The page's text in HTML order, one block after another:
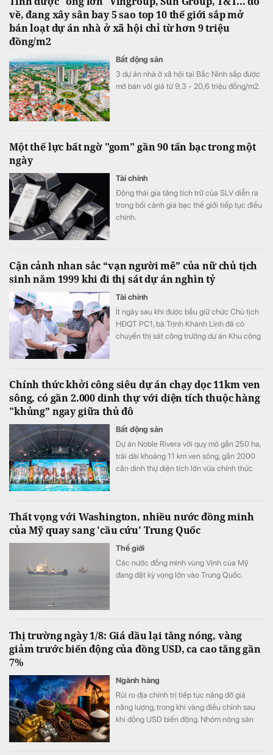
về, đang xây sân bay 5 sao top 10 thế giới sắp mở
bán loạt dự án nhà ở xã hội chỉ từ hơn 9 triệu
đồng/m2
Bất động sản
3 dự án nhà ở xã hội tại Bắc Ninh sắp được
mở bán với giá từ 9,3 - 20,6 triệu đồng/m2.
Một thế lực bất ngờ "gom" gần 90 tấn bạc trong một
ngày
Tài chính
Động thái gia tăng tích trữ của SLV diễn ra
trong bối cảnh giá bạc thế giới tiếp tục điều
chỉnh.
Cận cảnh nhan sắc “vạn người mê” của nữ chủ tịch
sinh năm 1999 khi đi thị sát dự án nghìn tỷ
Tài chính
Ít ngày sau khi được bầu giữ chức Chủ tịch
HĐQT PC1, bà Trịnh Khánh Linh đã có
chuyến thị sát công trường dự án Khu công
Chính thức khởi công siêu dự án chạy dọc 11km ven
sông, có gần 2.000 dinh thự với diện tích thuộc hàng
"khủng” ngay giữa thủ đô
Bất động sản
Dự án Noble Rivera với quy mô gần 250 ha,
trải dài khoảng 11 km ven sông, gần 2000
căn dinh thự diện tích lớn vừa chính thức
Thất vọng với Washington, nhiều nước đồng minh
của Mỹ quay sang 'cầu cứu' Trung Quốc
Thế giới
Các nước đồng minh vùng Vịnh của Mỹ
đang đặt kỳ vọng lớn vào Trung Quốc.
Thị trường ngày 1/8: Giá dầu lại tăng nóng, vàng
giảm trước biến động của đồng USD, ca cao tăng gần
7%
Ngành hàng
Rủi ro địa chính trị tiếp tục nâng đỡ giá
năng lượng, trong khi vàng điều chỉnh sau
khi đồng USD biến động. Nhóm nông sản